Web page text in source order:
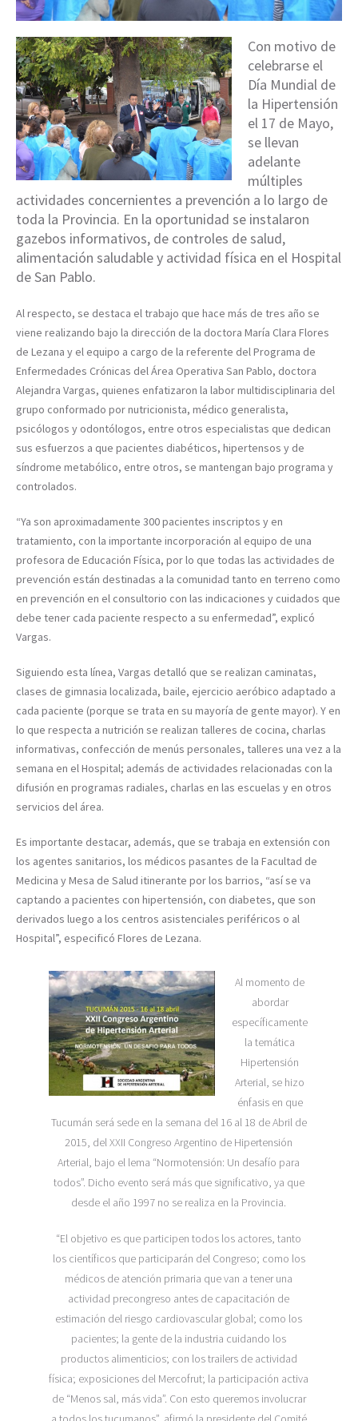
Con motivo de
celebrarse el
Día Mundial de
la Hipertensión
el 17 de Mayo,
se llevan
adelante
múltiples
actividades concernientes a prevención a lo largo de
toda la Provincia. En la oportunidad se instalaron
gazebos informativos, de controles de salud,
alimentación saludable y actividad física en el Hospital
de San Pablo.
Al respecto, se destaca el trabajo que hace más de tres año se
viene realizando bajo la dirección de la doctora María Clara Flores
de Lezana y el equipo a cargo de la referente del Programa de
Enfermedades Crónicas del Área Operativa San Pablo, doctora
Alejandra Vargas, quienes enfatizaron la labor multidisciplinaria del
grupo conformado por nutricionista, médico generalista,
psicólogos y odontólogos, entre otros especialistas que dedican
sus esfuerzos a que pacientes diabéticos, hipertensos y de
síndrome metabólico, entre otros, se mantengan bajo programa y
controlados.
“Ya son aproximadamente 300 pacientes inscriptos y en
tratamiento, con la importante incorporación al equipo de una
profesora de Educación Física, por lo que todas las actividades de
prevención están destinadas a la comunidad tanto en terreno como
en prevención en el consultorio con las indicaciones y cuidados que
debe tener cada paciente respecto a su enfermedad”, explicó
Vargas.
Siguiendo esta línea, Vargas detalló que se realizan caminatas,
clases de gimnasia localizada, baile, ejercicio aeróbico adaptado a
cada paciente (porque se trata en su mayoría de gente mayor). Y en
lo que respecta a nutrición se realizan talleres de cocina, charlas
informativas, confección de menús personales, talleres una vez a la
semana en el Hospital; además de actividades relacionadas con la
difusión en programas radiales, charlas en las escuelas y en otros
servicios del área.
Es importante destacar, además, que se trabaja en extensión con
los agentes sanitarios, los médicos pasantes de la Facultad de
Medicina y Mesa de Salud itinerante por los barrios, “así se va
captando a pacientes con hipertensión, con diabetes, que son
derivados luego a los centros asistenciales periféricos o al
Hospital”, especificó Flores de Lezana.
Al momento de
abordar
específicamente
la temática
Hipertensión
Arterial, se hizo
énfasis en que
Tucumán será sede en la semana del 16 al 18 de Abril de
2015, del XXII Congreso Argentino de Hipertensión
Arterial, bajo el lema “Normotensión: Un desafío para
todos”. Dicho evento será más que significativo, ya que
desde el año 1997 no se realiza en la Provincia.
“El objetivo es que participen todos los actores, tanto
los científicos que participarán del Congreso; como los
médicos de atención primaria que van a tener una
actividad precongreso antes de capacitación de
estimación del riesgo cardiovascular global; como los
pacientes; la gente de la industria cuidando los
productos alimenticios; con los trailers de actividad
física; exposiciones del Mercofrut; la participación activa
de “Menos sal, más vida”. Con esto queremos involucrar